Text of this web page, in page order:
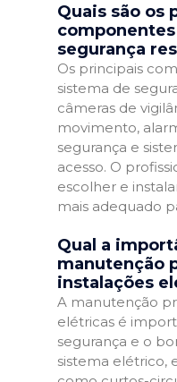
Quais são os
segurança
Os principais
sistema de
câmeras de
movimento,
segurança e
acesso. O
escolher e
mais adequado
Qual a
manutenção
instalações
A manutenção
elétricas é
segurança e o
sistema elétrico,